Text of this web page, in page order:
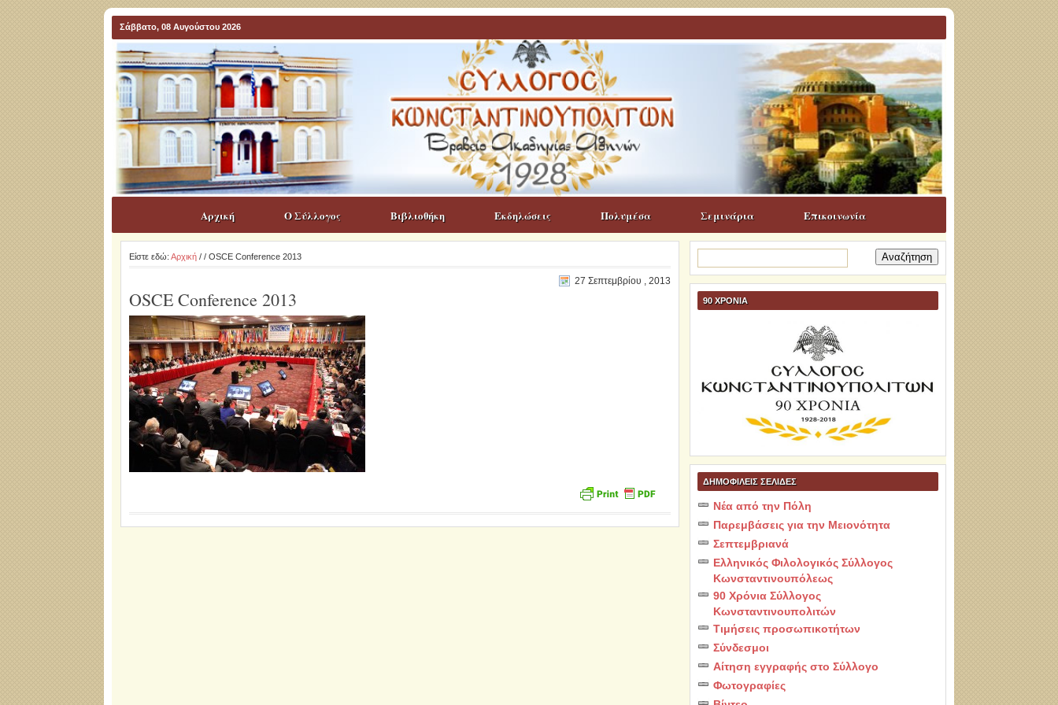
Σάββατο, 08 Αυγούστου 2026
Αρχική Ο Σύλλογος Βιβλιοθήκη Εκδηλώσεις Πολυμέσα Σεμινάρια Επικοινωνία
Είστε εδώ: Αρχική/ / OSCE Conference 2013
27 Σεπτεμβρίου , 2013
OSCE Conference 2013
για:
90 ΧΡΟΝΙΑ
ΔΗΜΟΦΙΛΕΙΣ ΣΕΛΙΔΕΣ
Νέα από την Πόλη
Παρεμβάσεις για την Μειονότητα
Σεπτεμβριανά
Ελληνικός Φιλολογικός Σύλλογος
Κωνσταντινουπόλεως
90 Χρόνια Σύλλογος
Κωνσταντινουπολιτών
Τιμήσεις προσωπικοτήτων
Σύνδεσμοι
Αίτηση εγγραφής στο Σύλλογο
Φωτογραφίες